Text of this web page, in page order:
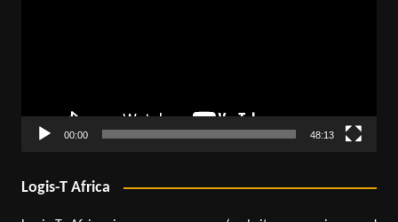
00:00 48:13
Logis-T Africa